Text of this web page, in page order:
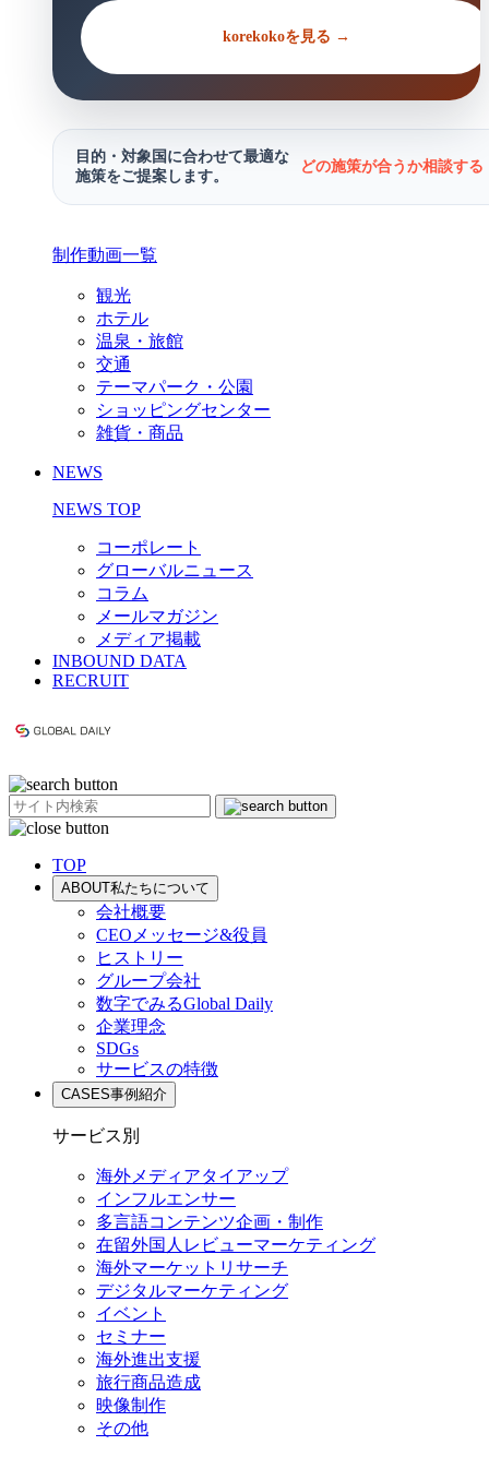
korekokoを見る →
目的・対象国に合わせて最適な
施策をご提案します。
どの施策が合うか相談す
制作動画一覧
観光
ホテル
温泉・旅館
交通
テーマパーク・公園
ショッピングセンター
雑貨・商品
NEWS
NEWS TOP
コーポレート
グローバルニュース
コラム
メールマガジン
メディア掲載
INBOUND DATA
RECRUIT
TOP
ABOUT私たちについて
会社概要
CEOメッセージ&役員
ヒストリー
グループ会社
数字でみるGlobal Daily
企業理念
SDGs
サービスの特徴
CASES事例紹介
サービス別
海外メディアタイアップ
インフルエンサー
多言語コンテンツ企画・制作
在留外国⼈レビューマーケティング
海外マーケットリサーチ
デジタルマーケティング
イベント
セミナー
海外進出支援
旅行商品造成
映像制作
その他